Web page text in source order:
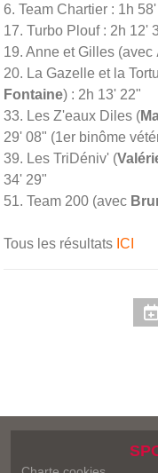
6. Team Chartier : 1h
17. Turbo Plouf : 2h 12'
19. Anne et Gilles (avec
20. La Gazelle et la
Fontaine) : 2h 13' 22"
33. Les Z'eaux Diles (
29' 08" (1er binôme
39. Les TriDéniv' (
34' 29"
51. Team 200 (avec
Tous les résultats ICI